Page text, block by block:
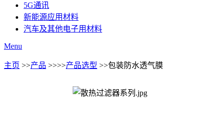
5G通讯
新能源应用材料
汽车及其他电子用材料
Menu
主页 >>产品 >>>>产品选型 >>包装防水透气膜